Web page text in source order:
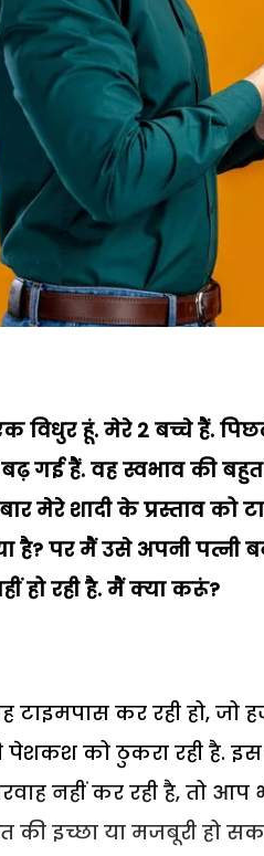
विधुर हूं. मेरे 2 बच्चे हैं.
गई हैं. वह स्वभाव की
मेरे शादी के प्रस्ताव को
है? पर मैं उसे अपनी पत्नी
हो रही है. मैं क्या करूं?
कर रही हो, जो
पेशकश को ठुकरा रही है. इस
नहीं कर रही है, तो आप
इच्छा या मजबूरी हो